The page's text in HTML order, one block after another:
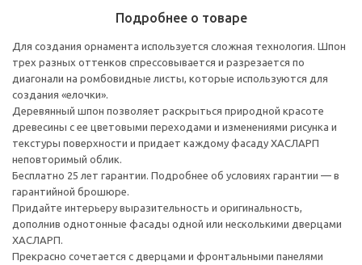
Подробнее о товаре
Для создания орнамента используется сложная технология. Шпон
трех разных оттенков спрессовывается и разрезается по
диагонали на ромбовидные листы, которые используются для
создания «елочки».
Деревянный шпон позволяет раскрыться природной красоте
древесины с ее цветовыми переходами и изменениями рисунка и
текстуры поверхности и придает каждому фасаду ХАСЛАРП
неповторимый облик.
Бесплатно 25 лет гарантии. Подробнее об условиях гарантии — в
гарантийной брошюре.
Придайте интерьеру выразительность и оригинальность,
дополнив однотонные фасады одной или несколькими дверцами
ХАСЛАРП.
Прекрасно сочетается с дверцами и фронтальными панелями